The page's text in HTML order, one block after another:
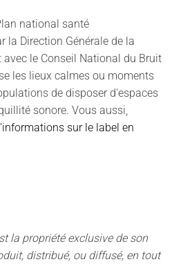
national santé
la Direction Générale de la
avec le Conseil National du Bruit
les lieux calmes ou moments
de disposer d'espaces
sonore. Vous aussi,
sur le label en
la propriété exclusive de son
distribué, ou diffusé, en tout